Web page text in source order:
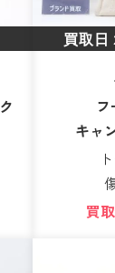
買取日
キャ
買